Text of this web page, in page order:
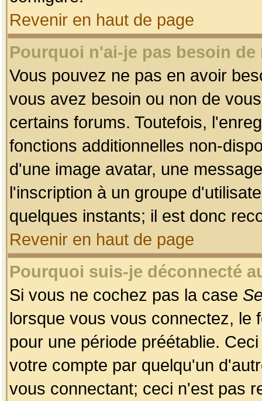
Revenir en haut de page
Pourquoi n'ai-je pas besoin
Vous pouvez ne pas en avoir
vous avez besoin ou non de
certains forums. Toutefois,
fonctions additionnelles non-
d'une image avatar, une
l'inscription à un groupe
quelques instants; il est donc
Revenir en haut de page
Pourquoi suis-je déconnecté
Si vous ne cochez pas la case
lorsque vous vous connectez, le
pour une période préétablie.
votre compte par quelqu'un
vous connectant; ceci n'est pas